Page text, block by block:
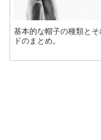
基本的な帽子の種類と
ドのまとめ。